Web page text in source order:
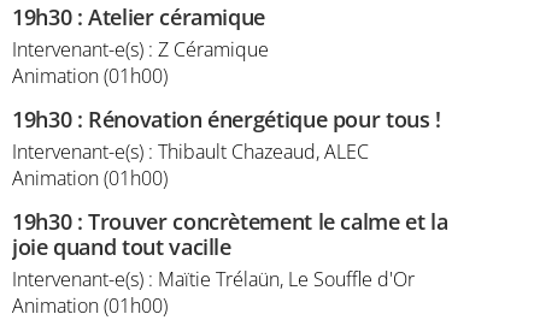
19h30:Atelier céramique
Intervenant-e(s) : Z Céramique
Animation (01h00)
19h30: Rénovation énergétique pour tous !
Intervenant-e(s) : Thibault Chazeaud, ALEC
Animation (01h00)
19h30:Trouver concrètement le calme et la
joie quand tout vacille
Intervenant-e(s) : Maïtie Trélaün, Le Souffle d'Or
Animation (01h00)